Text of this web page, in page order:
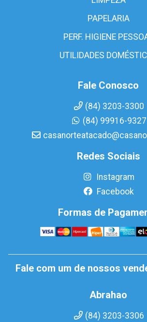
PAPELARIA
PERF. HIGIENE
UTILIDADES
Fale Conosco
(84) 3203-3300
(84) 99916-9327
Redes Sociais
Instagram
Facebook
Formas de
Fale com um de nossos
Abrahao
(84) 3203-3306